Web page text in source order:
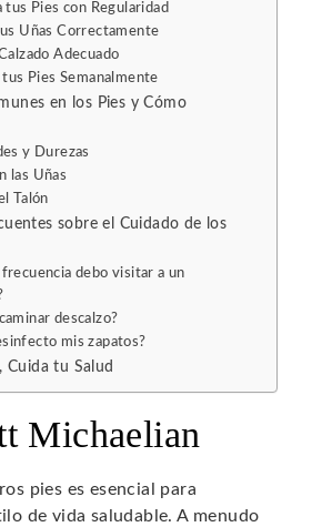
tus Pies con Regularidad
Uñas Correctamente
Adecuado
Pies Semanalmente
en los Pies y Cómo
y Durezas
las Uñas
Talón
sobre el Cuidado de los
frecuencia debo visitar a un
descalzo?
mis zapatos?
Cuida tu Salud
Michaelian
pies es esencial para
de vida saludable. A menudo